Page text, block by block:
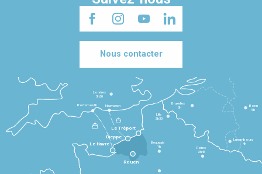
Nous contacter
Le Havre
Dieppe
Le Tréport
Beauvais
1h
Reims
2h45
Lille
2h30
Bruxelles
3h
Londres
3h30
Newhaven
Portsmouth
Bonn
5h
Luxembourg
4h
Rouen